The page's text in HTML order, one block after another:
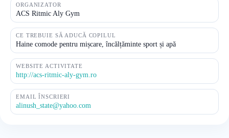
ORGANIZATOR
ACS Ritmic Aly Gym
CE TREBUIE SĂ ADUCĂ COPILUL
Haine comode pentru mișcare, încălțăminte sport și apă
WEBSITE ACTIVITATE
http://acs-ritmic-aly-gym.ro
EMAIL ÎNSCRIERI
alinush_state@yahoo.com